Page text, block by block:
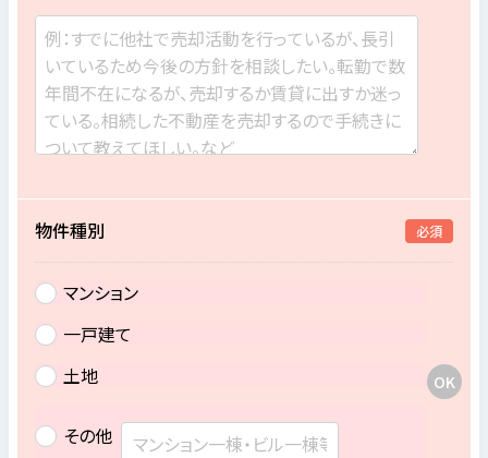
物件種別 必須
マンション
一戸建て
土地
その他